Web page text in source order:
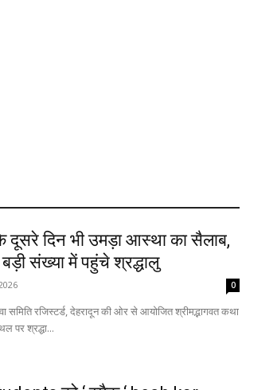
दूसरे दिन भी उमड़ा आस्था का सैलाब,
संख्या में पहुंचे श्रद्धालु
0
पर श्रद्धा...